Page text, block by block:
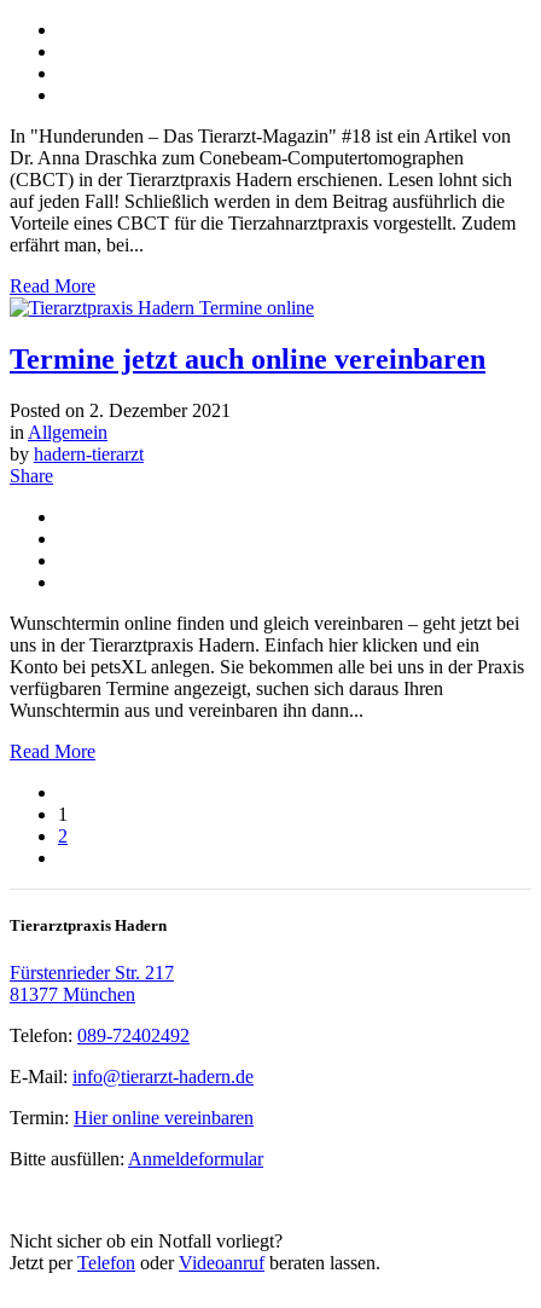
In "Hunderunden – Das Tierarzt-Magazin" #18 ist ein Artikel von
Dr. Anna Draschka zum Conebeam-Computertomographen
(CBCT) in der Tierarztpraxis Hadern erschienen. Lesen lohnt sich
auf jeden Fall! Schließlich werden in dem Beitrag ausführlich die
Vorteile eines CBCT für die Tierzahnarztpraxis vorgestellt. Zudem
erfährt man, bei...
Read More
Termine jetzt auch online vereinbaren
Posted on 2. Dezember 2021
in Allgemein
by hadern-tierarzt
Share
Wunschtermin online finden und gleich vereinbaren – geht jetzt bei
uns in der Tierarztpraxis Hadern. Einfach hier klicken und ein
Konto bei petsXL anlegen. Sie bekommen alle bei uns in der Praxis
verfügbaren Termine angezeigt, suchen sich daraus Ihren
Wunschtermin aus und vereinbaren ihn dann...
Read More
1
2
Tierarztpraxis Hadern
Fürstenrieder Str. 217
81377 München
Telefon: 089-72402492
E-Mail: info@tierarzt-hadern.de
Termin: Hier online vereinbaren
Bitte ausfüllen: Anmeldeformular
Nicht sicher ob ein Notfall vorliegt?
Jetzt perTelefon oderVideoanrufberaten lassen.